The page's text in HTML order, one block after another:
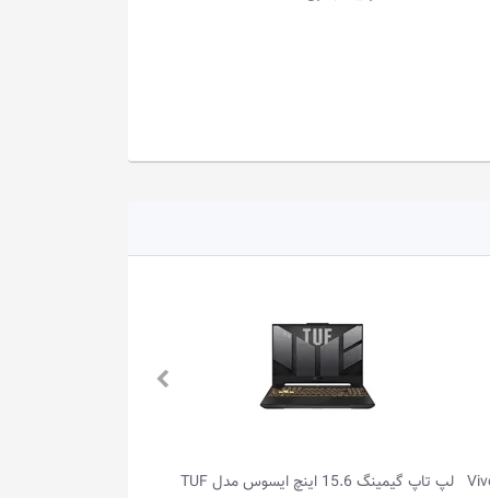
لپ تاپ گیمینگ 15.6 اینچ ایسوس مدل TUF
لپ تاپ گیمینگ 16.0 اینچ ایسوس مدل 天选